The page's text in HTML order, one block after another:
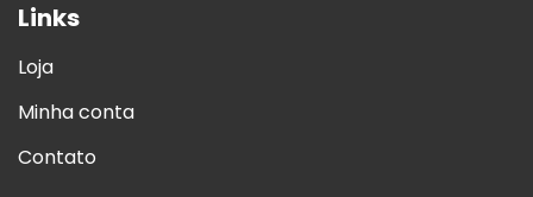
Links
Loja
Minha conta
Contato